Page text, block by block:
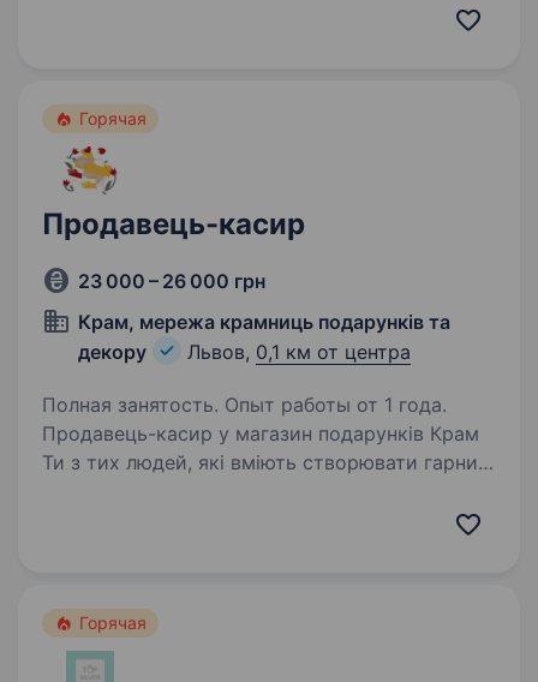
сервіс клієнтам…
Горячая
Продавець-касир
23 000 – 26 000 грн
Крам, мережа крамниць подарунків та
декору
Львов, 0,1 км от центра
Полная занятость. Опыт работы от 1 года.
Продавець-касир у магазин подарунків Крам
Ти з тих людей, які вміють створювати гарний
спілкування? Тоді ми знайшли одне одного.
Горячая